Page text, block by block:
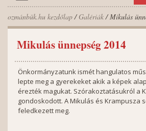
ozmánbük.hu kezdőlap /Galériák/ Mikulás
Mikulás ünnepség 2014
Önkormányzatunk ismét hangulatos
lepte meg a gyerekeket akik a képek
érezték magukat. Szórakoztatásukról a
gondoskodott. A Mikulás és Krampusza
feledkezett meg.